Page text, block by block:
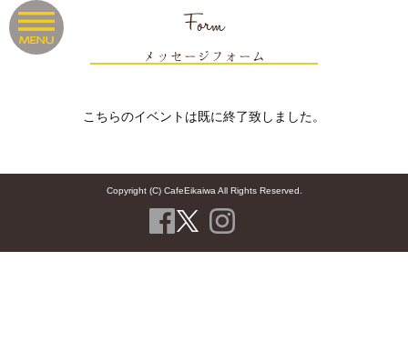
Form
メッセージフォーム
こちらのイベントは既に終了致しました。
Copyright (C) CafeEikaiwa All Rights Reserved.